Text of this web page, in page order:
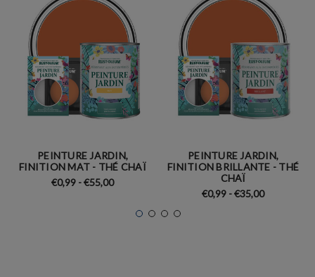
PEINTURE JARDIN,
FINITION MAT - THÉ CHAÏ
€0,99 - €55,00
PEINTURE JARDIN,
FINITION BRILLANTE - THÉ
CHAÏ
€0,99 - €35,00